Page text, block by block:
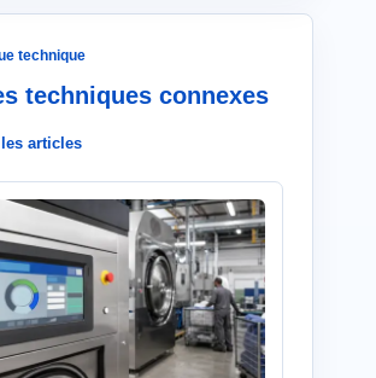
technique
techniques connexes
articles